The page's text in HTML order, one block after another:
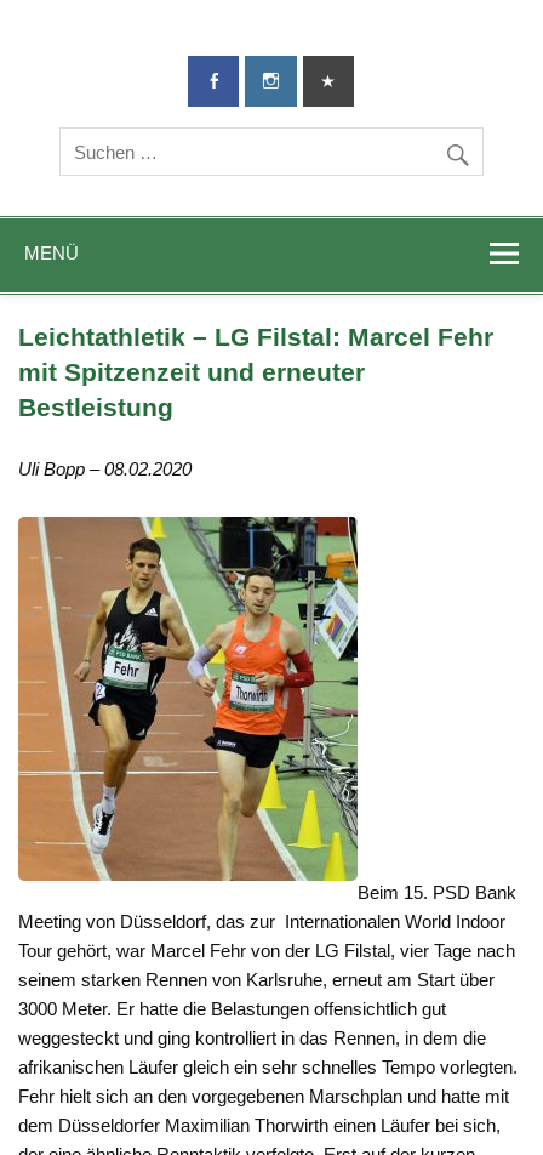
TG-Geislingen
DIE Sportadresse in Geislingen!
MENÜ
Leichtathletik – LG Filstal: Marcel Fehr
mit Spitzenzeit und erneuter
Bestleistung
Uli Bopp – 08.02.2020
Beim 15. PSD Bank
Meeting von Düsseldorf, das zur Internationalen World Indoor
Tour gehört, war Marcel Fehr von der LG Filstal, vier Tage nach
seinem starken Rennen von Karlsruhe, erneut am Start über
3000 Meter. Er hatte die Belastungen offensichtlich gut
weggesteckt und ging kontrolliert in das Rennen, in dem die
afrikanischen Läufer gleich ein sehr schnelles Tempo vorlegten.
Fehr hielt sich an den vorgegebenen Marschplan und hatte mit
dem Düsseldorfer Maximilian Thorwirth einen Läufer bei sich,